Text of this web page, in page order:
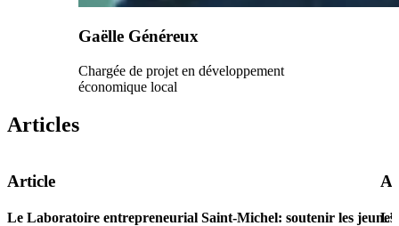
Gaëlle Généreux
Chargée de projet en développement
économique local
Articles
Article
Le Laboratoire entrepreneurial Saint-Michel: soutenir les jeunes